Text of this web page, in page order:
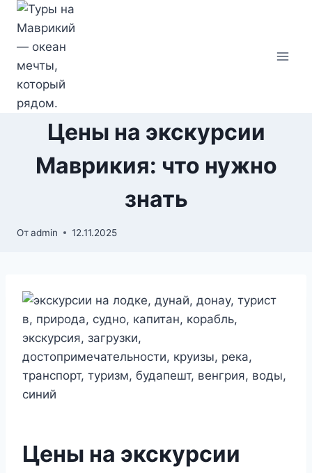
Перейти
содержимому
Цены на экскурсии
Маврикия: что нужно
знать
Отadmin 12.11.2025
Цены на экскурсии